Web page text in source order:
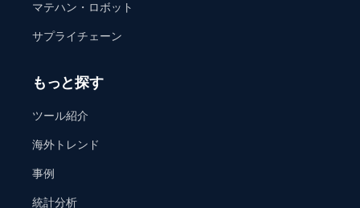
マテハン・ロボット
サプライチェーン
もっと探す
ツール紹介
海外トレンド
事例
統計分析